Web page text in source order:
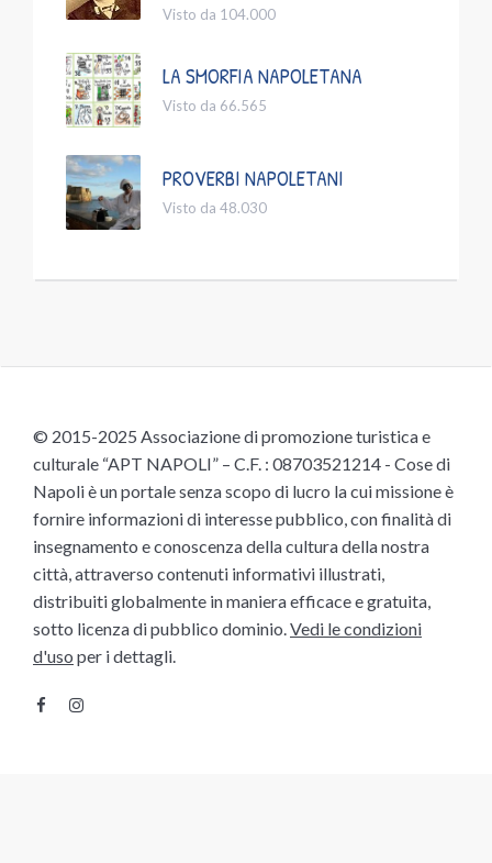
Visto da 104.000
LA SMORFIA NAPOLETANA
Visto da 66.565
PROVERBI NAPOLETANI
Visto da 48.030
© 2015-2025 Associazione di promozione turistica e
culturale “APT NAPOLI” – C.F. : 08703521214 - Cose di
Napoli è un portale senza scopo di lucro la cui missione è
fornire informazioni di interesse pubblico, con finalità di
insegnamento e conoscenza della cultura della nostra
città, attraverso contenuti informativi illustrati,
distribuiti globalmente in maniera efficace e gratuita,
sotto licenza di pubblico dominio. Vedi le condizioni
d'uso per i dettagli.